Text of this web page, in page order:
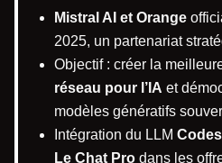
Mistral AI et Orange
2025, un partenariat
Objectif : créer la
réseau pour l’IA et
modèles génératifs
Intégration du LLM
Le Chat Pro dans les